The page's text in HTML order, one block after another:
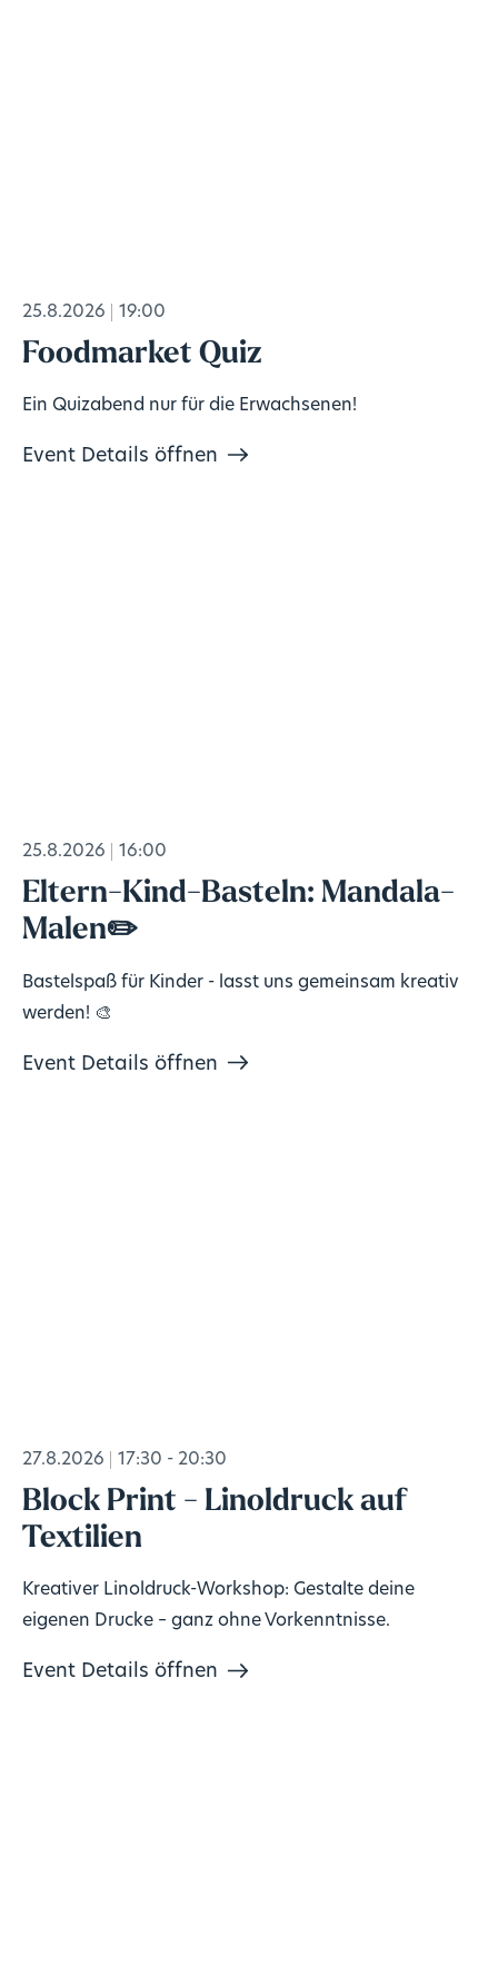
25.8.2026 19:00
Foodmarket Quiz
Ein Quizabend nur für die Erwachsenen!
Event Details öffnen
25.8.2026 16:00
Eltern-Kind-Basteln: Mandala-
Malen✏️
Bastelspaß für Kinder - lasst uns gemeinsam kreativ
werden! 🎨
Event Details öffnen
27.8.2026 17:30 - 20:30
Block Print - Linoldruck auf
Textilien
Kreativer Linoldruck-Workshop: Gestalte deine
eigenen Drucke – ganz ohne Vorkenntnisse.
Event Details öffnen